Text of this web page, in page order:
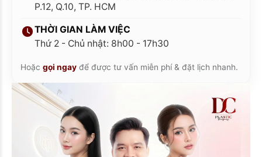
P.12, Q.10, TP. HCM
THỜI GIAN LÀM VIỆC
Thứ 2 - Chủ nhật: 8h00 - 17h30
Hoặc gọi ngay để được tư vấn miễn phí & đặt lịch nhanh.